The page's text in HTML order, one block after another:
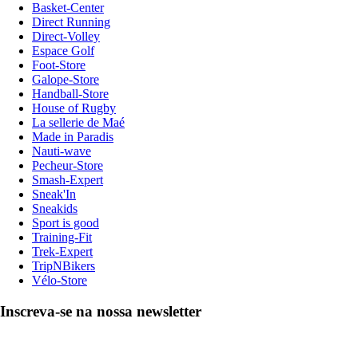
Basket-Center
Direct Running
Direct-Volley
Espace Golf
Foot-Store
Galope-Store
Handball-Store
House of Rugby
La sellerie de Maé
Made in Paradis
Nauti-wave
Pecheur-Store
Smash-Expert
Sneak'In
Sneakids
Sport is good
Training-Fit
Trek-Expert
TripNBikers
Vélo-Store
Inscreva-se na nossa newsletter